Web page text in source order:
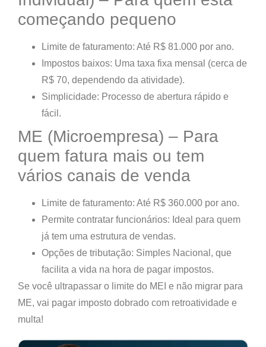
começando pequeno
Limite de faturamento: Até R$ 81.000 por ano.
Impostos baixos: Uma taxa fixa mensal (cerca de
R$ 70, dependendo da atividade).
Simplicidade: Processo de abertura rápido e
fácil.
ME (Microempresa) – Para
quem fatura mais ou tem
vários canais de venda
Limite de faturamento: Até R$ 360.000 por ano.
Permite contratar funcionários: Ideal para quem
já tem uma estrutura de vendas.
Opções de tributação: Simples Nacional, que
facilita a vida na hora de pagar impostos.
Se você ultrapassar o limite do MEI e não migrar para
ME, vai pagar imposto dobrado com retroatividade e
multa!